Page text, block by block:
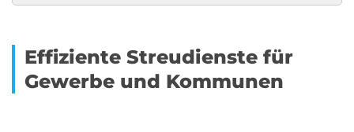
Effiziente Streudienste für
Gewerbe und Kommunen